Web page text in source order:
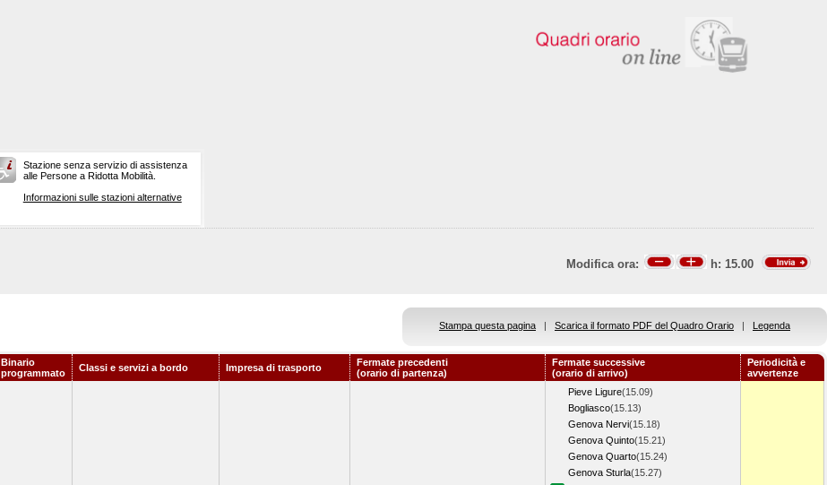
Stazione senza servizio di assistenza
alle Persone a Ridotta Mobilità.
Informazioni sulle stazioni alternative
Modifica ora: h: 15.00
Stampa questa pagina | Scarica il formato PDF del Quadro Orario | Legenda
Binario
programmato
Classi e servizi a bordo Impresa di trasporto
Fermate precedenti
(orario di partenza)
Fermate successive
(orario di arrivo)
Periodicità e
avvertenze
Pieve Ligure(15.09)
Bogliasco(15.13)
Genova Nervi(15.18)
Genova Quinto(15.21)
Genova Quarto(15.24)
Genova Sturla(15.27)